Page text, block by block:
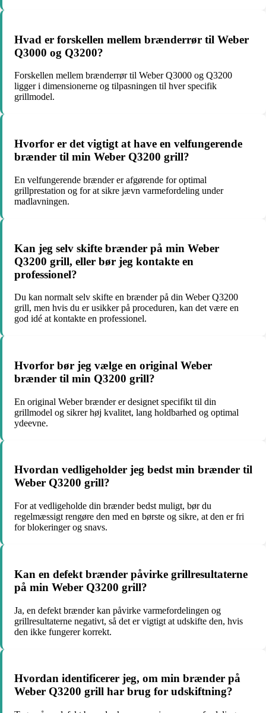
Hvad er forskellen mellem brænderrør til Weber
Q3000 og Q3200?
Forskellen mellem brænderrør til Weber Q3000 og Q3200
ligger i dimensionerne og tilpasningen til hver specifik
grillmodel.
Hvorfor er det vigtigt at have en velfungerende
brænder til min Weber Q3200 grill?
En velfungerende brænder er afgørende for optimal
grillprestation og for at sikre jævn varmefordeling under
madlavningen.
Kan jeg selv skifte brænder på min Weber
Q3200 grill, eller bør jeg kontakte en
professionel?
Du kan normalt selv skifte en brænder på din Weber Q3200
grill, men hvis du er usikker på proceduren, kan det være en
god idé at kontakte en professionel.
Hvorfor bør jeg vælge en original Weber
brænder til min Q3200 grill?
En original Weber brænder er designet specifikt til din
grillmodel og sikrer høj kvalitet, lang holdbarhed og optimal
ydeevne.
Hvordan vedligeholder jeg bedst min brænder til
Weber Q3200 grill?
For at vedligeholde din brænder bedst muligt, bør du
regelmæssigt rengøre den med en børste og sikre, at den er fri
for blokeringer og snavs.
Kan en defekt brænder påvirke grillresultaterne
på min Weber Q3200 grill?
Ja, en defekt brænder kan påvirke varmefordelingen og
grillresultaterne negativt, så det er vigtigt at udskifte den, hvis
den ikke fungerer korrekt.
Hvordan identificerer jeg, om min brænder på
Weber Q3200 grill har brug for udskiftning?